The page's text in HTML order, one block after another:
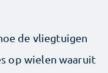
de vliegtuigen
op wielen waaruit